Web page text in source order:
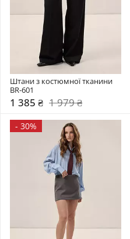
Штани з костюмної тканини
BR-601
1 385 ₴ 1 979 ₴
- 30%